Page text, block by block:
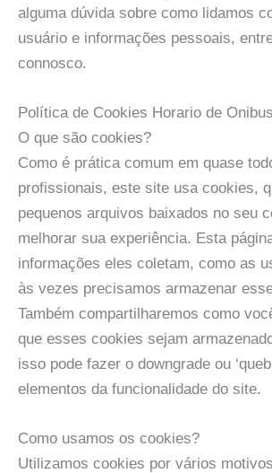
alguma dúvida sobre como lidamos
usuário e informações pessoais,
connosco.
Política de Cookies Horario de
O que são cookies?
Como é prática comum em quase
profissionais, este site usa cookies,
pequenos arquivos baixados no seu
melhorar sua experiência. Esta
informações eles coletam, como as
às vezes precisamos armazenar
Também compartilharemos como
que esses cookies sejam
isso pode fazer o downgrade ou
elementos da funcionalidade do site.
Como usamos os cookies?
Utilizamos cookies por vários